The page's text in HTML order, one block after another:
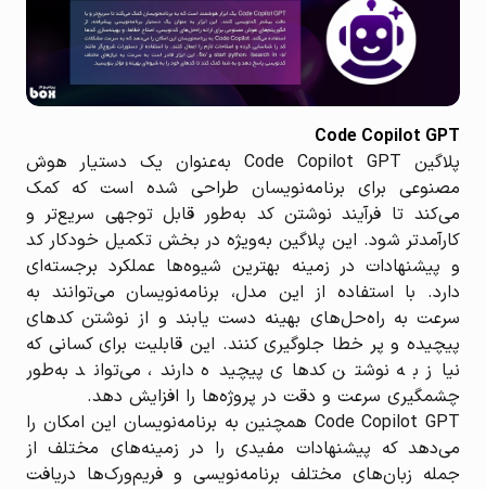
Code Copilot GPT
پلاگین Code Copilot GPT به‌عنوان یک دستیار هوش
مصنوعی برای برنامه‌نویسان طراحی شده است که کمک
می‌کند تا فرآیند نوشتن کد به‌طور قابل توجهی سریع‌تر و
کارآمدتر شود. این پلاگین به‌ویژه در بخش تکمیل خودکار کد
و پیشنهادات در زمینه بهترین شیوه‌ها عملکرد برجسته‌ای
دارد. با استفاده از این مدل، برنامه‌نویسان می‌توانند به
سرعت به راه‌حل‌های بهینه دست یابند و از نوشتن کدهای
پیچیده و پر خطا جلوگیری کنند. این قابلیت برای کسانی که
نیاز به نوشتن کدهای پیچیده دارند، می‌تواند به‌طور
چشمگیری سرعت و دقت در پروژه‌ها را افزایش دهد.
Code Copilot GPT همچنین به برنامه‌نویسان این امکان را
می‌دهد که پیشنهادات مفیدی را در زمینه‌های مختلف از
جمله زبان‌های مختلف برنامه‌نویسی و فریم‌ورک‌ها دریافت